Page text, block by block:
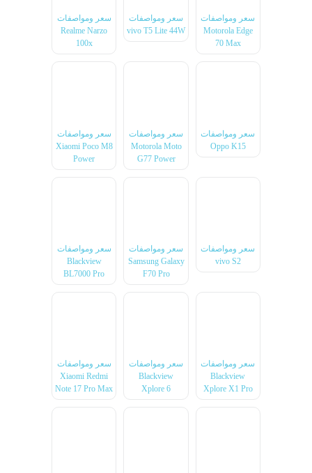
سعر ومواصفات
Motorola Edge
70 Max
سعر ومواصفات
vivo T5 Lite 44W
سعر ومواصفات
Realme Narzo
100x
سعر ومواصفات
Oppo K15
سعر ومواصفات
Motorola Moto
G77 Power
سعر ومواصفات
Xiaomi Poco M8
Power
سعر ومواصفات
vivo S2
سعر ومواصفات
Samsung Galaxy
F70 Pro
سعر ومواصفات
Blackview
BL7000 Pro
سعر ومواصفات
Blackview
Xplore X1 Pro
سعر ومواصفات
Blackview
Xplore 6
سعر ومواصفات
Xiaomi Redmi
Note 17 Pro Max